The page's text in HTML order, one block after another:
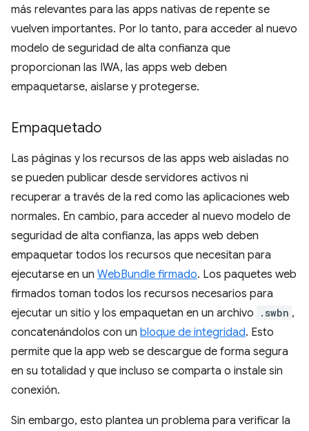
más relevantes para las apps nativas de repente se
vuelven importantes. Por lo tanto, para acceder al nuevo
modelo de seguridad de alta confianza que
proporcionan las IWA, las apps web deben
empaquetarse, aislarse y protegerse.
Empaquetado
Las páginas y los recursos de las apps web aisladas no
se pueden publicar desde servidores activos ni
recuperar a través de la red como las aplicaciones web
normales. En cambio, para acceder al nuevo modelo de
seguridad de alta confianza, las apps web deben
empaquetar todos los recursos que necesitan para
ejecutarse en un WebBundle firmado. Los paquetes web
firmados toman todos los recursos necesarios para
ejecutar un sitio y los empaquetan en un archivo
.swbn ,
concatenándolos con un bloque de integridad. Esto
permite que la app web se descargue de forma segura
en su totalidad y que incluso se comparta o instale sin
conexión.
Sin embargo, esto plantea un problema para verificar la